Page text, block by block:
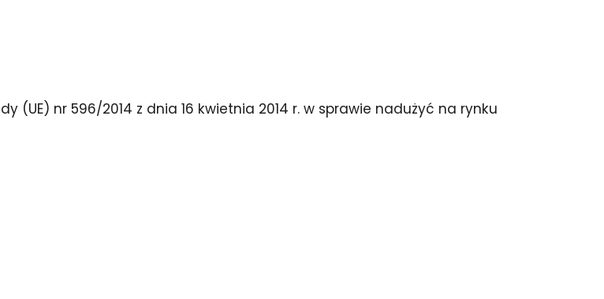
(UE) nr 596/2014 z dnia 16 kwietnia 2014 r. w sprawie nadużyć na rynku